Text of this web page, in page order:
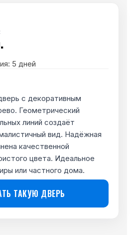
5 дней
с декоративным
Геометрический
линий создаёт
вид. Надёжная
качественной
цвета. Идеальное
или частного дома.
ТАКУЮ ДВЕРЬ